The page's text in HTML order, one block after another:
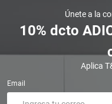
Únete a la
10% dcto
Aplica
Email